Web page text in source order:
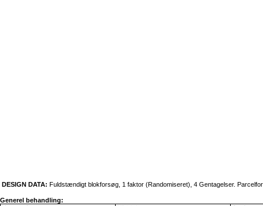
DESIGN DATA: Fuldstændigt blokforsøg, 1 faktor (Randomiseret), 4 Gentagelser.
Generel behandling: